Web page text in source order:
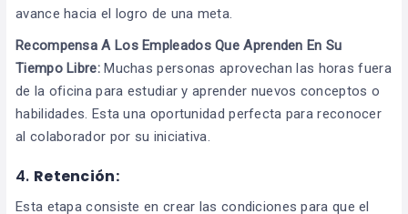
avance hacia el logro de una meta.
Recompensa A Los Empleados Que Aprenden En Su
Tiempo Libre:Muchas personas aprovechan las horas fuera
de la oficina para estudiar y aprender nuevos conceptos o
habilidades. Esta una oportunidad perfecta para reconocer
al colaborador por su iniciativa.
4. Retención:
Esta etapa consiste en crear las condiciones para que el